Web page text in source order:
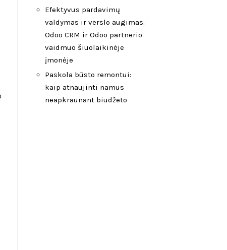
Efektyvus pardavimų
valdymas ir verslo augimas:
Odoo CRM ir Odoo partnerio
vaidmuo šiuolaikinėje
įmonėje
Paskola būsto remontui:
kaip atnaujinti namus
neapkraunant biudžeto